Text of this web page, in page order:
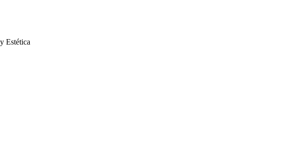
Estética